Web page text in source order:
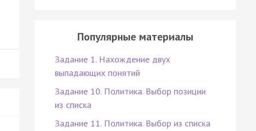
Популярные материалы
Задание 1. Нахождение двух
выпадающих понятий
Задание 10. Политика. Выбор позиции
из списка
Задание 11. Политика. Выбор из списка